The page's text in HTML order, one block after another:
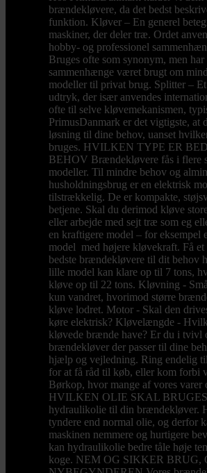
brændekløvere, da det bedst
funktion. Kløver – En generel
maskiner, der deler træ. Ordet
hobby- og professionel
Bruges ofte som synonym, men
sammenhænge været brugt om
modeller til privat brug. Splitter –
udtryk, der især anvendes
ofte til selve kløvemekanismen,
PrimusDanmark er det vigtigste, at
løsning til dine behov, uanset
bruges. HVILKEN TYPE ER
BEHOV Brændekløvere fås i flere
modeller. Til mindre behov og
husholdningsbrug er en elektrisk
tilstrækkelig. De er kompakte,
betjene. Skal du derimod kløve
eller arbejde med sejt træ som eg
en kraftigere model – for eksempel
model med højere kløvekraft. Få
bedste brændekløvere til dit behov
lille model kan klare op til 7 tons,
kløve op til 22 tons. Kløvning -
kun vandret, hvorimod større
kløve lodret. Motor - Skal den
køre elektrisk? Kløvelængde -
kløvede brænde have? Er du i tvivl
brændekløver der passer til dine
hjælp og vejledning. Ring endelig
for at få råd til køb, eller kom forbi
Børkop, hvor mange af vores varer
HVILKEN OLIE SKAL
hydraulikolie til din brændekløver.
tyndere end normal olie, og derfor
maskinen nemmere og hurtigere
kan hydraulikolie bedre tåle høje
koge. NEM OG SIKKER BRUG,